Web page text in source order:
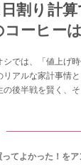
割り計
ーヒー
シでは、「値上げ
アルな家計事情
の後半戦を賢く、
てよかった！を